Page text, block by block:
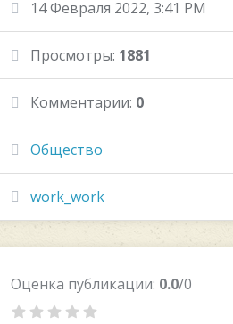
14 Февраля 2022, 3:41 PM
Просмотры: 1881
Комментарии: 0
Общество
work_work
Оценка публикации: 0.0/0